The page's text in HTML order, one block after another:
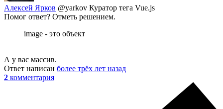
Алексей Ярков @yarkov Куратор тега Vue.js
Помог ответ? Отметь решением.
image - это объект
А у вас массив.
Ответ написан более трёх лет назад
2 комментария